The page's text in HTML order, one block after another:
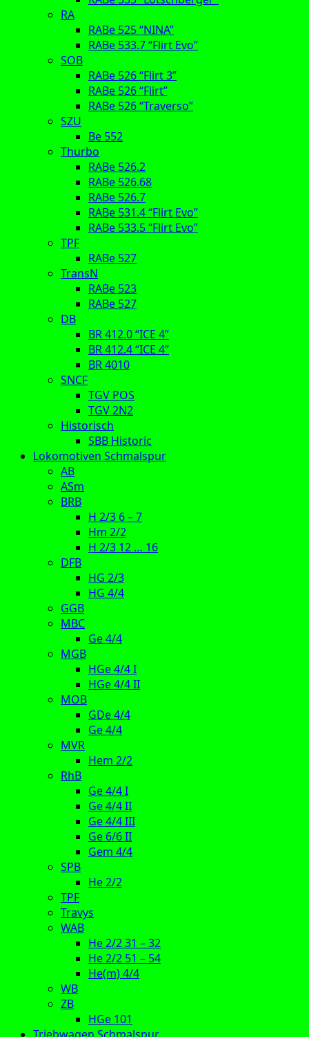
RA
RABe 525 “NINA”
RABe 533.7 “Flirt Evo”
SOB
RABe 526 “Flirt 3”
RABe 526 “Flirt”
RABe 526 “Traverso”
SZU
Be 552
Thurbo
RABe 526.2
RABe 526.68
RABe 526.7
RABe 531.4 “Flirt Evo”
RABe 533.5 “Flirt Evo”
TPF
RABe 527
TransN
RABe 523
RABe 527
DB
BR 412.0 “ICE 4”
BR 412.4 “ICE 4”
BR 4010
SNCF
TGV POS
TGV 2N2
Historisch
SBB Historic
Lokomotiven Schmalspur
AB
ASm
BRB
H 2/3 6 – 7
Hm 2/2
H 2/3 12 … 16
DFB
HG 2/3
HG 4/4
GGB
MBC
Ge 4/4
MGB
HGe 4/4 I
HGe 4/4 II
MOB
GDe 4/4
Ge 4/4
MVR
Hem 2/2
RhB
Ge 4/4 I
Ge 4/4 II
Ge 4/4 III
Ge 6/6 II
Gem 4/4
SPB
He 2/2
TPF
Travys
WAB
He 2/2 31 – 32
He 2/2 51 – 54
He(m) 4/4
WB
ZB
HGe 101